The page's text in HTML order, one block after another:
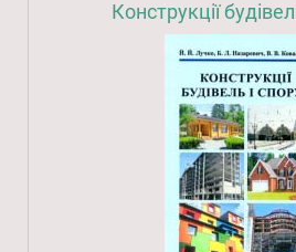
Конструкції